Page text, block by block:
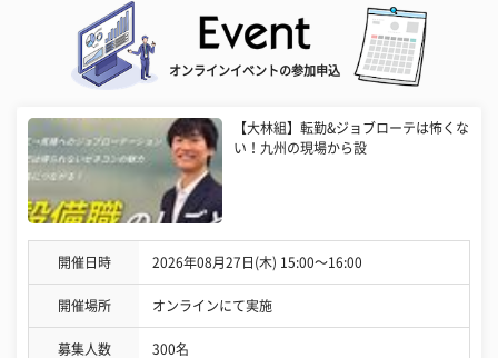
オンラインイベントの参加申込
【大林組】転勤&ジョブローテは怖くな
い！九州の現場から設
開催日時 2026年08月27日(木) 15:00〜16:00
開催場所 オンラインにて実施
募集人数 300名